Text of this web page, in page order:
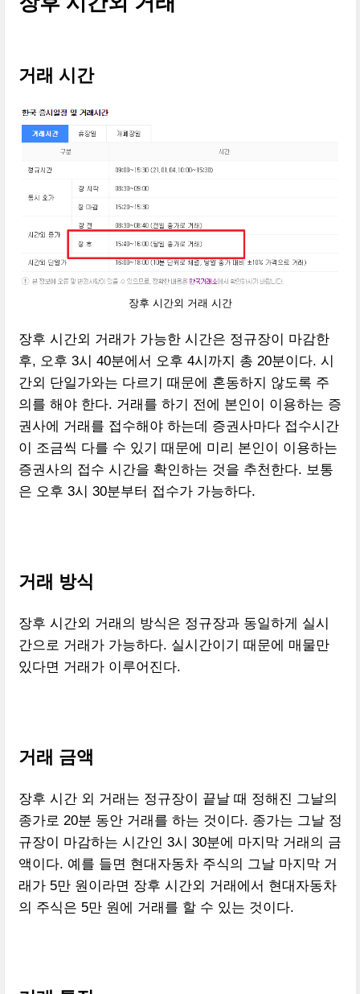
거래 시간
장후 시간외 거래 시간
장후 시간외 거래가 가능한 시간은 정규장이 마감한
후, 오후 3시 40분에서 오후 4시까지 총 20분이다. 시
간외 단일가와는 다르기 때문에 혼동하지 않도록 주
의를 해야 한다. 거래를 하기 전에 본인이 이용하는 증
권사에 거래를 접수해야 하는데 증권사마다 접수시간
이 조금씩 다를 수 있기 때문에 미리 본인이 이용하는
증권사의 접수 시간을 확인하는 것을 추천한다. 보통
은 오후 3시 30분부터 접수가 가능하다.
거래 방식
장후 시간외 거래의 방식은 정규장과 동일하게 실시
간으로 거래가 가능하다. 실시간이기 때문에 매물만
있다면 거래가 이루어진다.
거래 금액
장후 시간 외 거래는 정규장이 끝날 때 정해진 그날의
종가로 20분 동안 거래를 하는 것이다. 종가는 그날 정
규장이 마감하는 시간인 3시 30분에 마지막 거래의 금
액이다. 예를 들면 현대자동차 주식의 그날 마지막 거
래가 5만 원이라면 장후 시간외 거래에서 현대자동차
의 주식은 5만 원에 거래를 할 수 있는 것이다.